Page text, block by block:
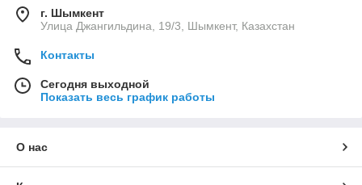
г. Шымкент
Улица Джангильдина, 19/3, Шымкент, Казахстан
Контакты
Сегодня выходной
Показать весь график работы
О нас